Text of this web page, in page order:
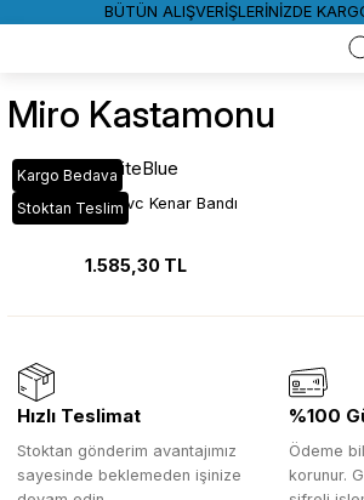
BÜTÜN ALIŞVERİŞLERİNİZDE
Miro Kastamonu
Kargo Bedava
Stoktan Teslim
WhiteBlue
A659 Miro Pvc Kenar Bandı
1.585,30 TL
Hızlı Teslimat
Stoktan gönderim avantajımız
sayesinde beklemeden işinize
%100
Ödeme
korunur.